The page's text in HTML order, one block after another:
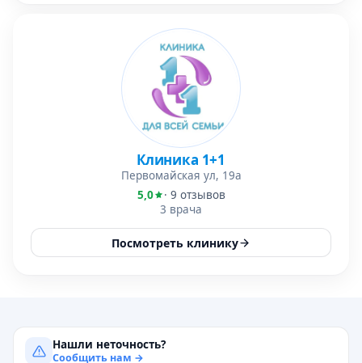
Клиника 1+1
Первомайская ул, 19а
5,0
· 9 отзывов
3 врача
Посмотреть клинику
Нашли неточность?
Сообщить нам →